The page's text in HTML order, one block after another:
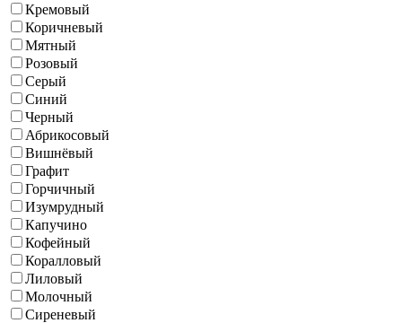
Кремовый
Коричневый
Мятный
Розовый
Серый
Синий
Черный
Абрикосовый
Вишнёвый
Графит
Горчичный
Изумрудный
Капучино
Кофейный
Коралловый
Лиловый
Молочный
Сиреневый